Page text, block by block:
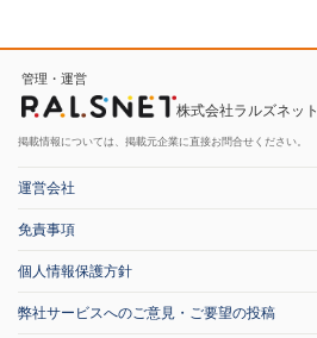
管理・運営
株式会社ラルズネット
掲載情報については、掲載元企業に直接お問合せください。
運営会社
免責事項
個人情報保護方針
弊社サービスへのご意見・ご要望の投稿